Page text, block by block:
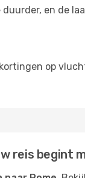
duurder, en de
op
reis begint